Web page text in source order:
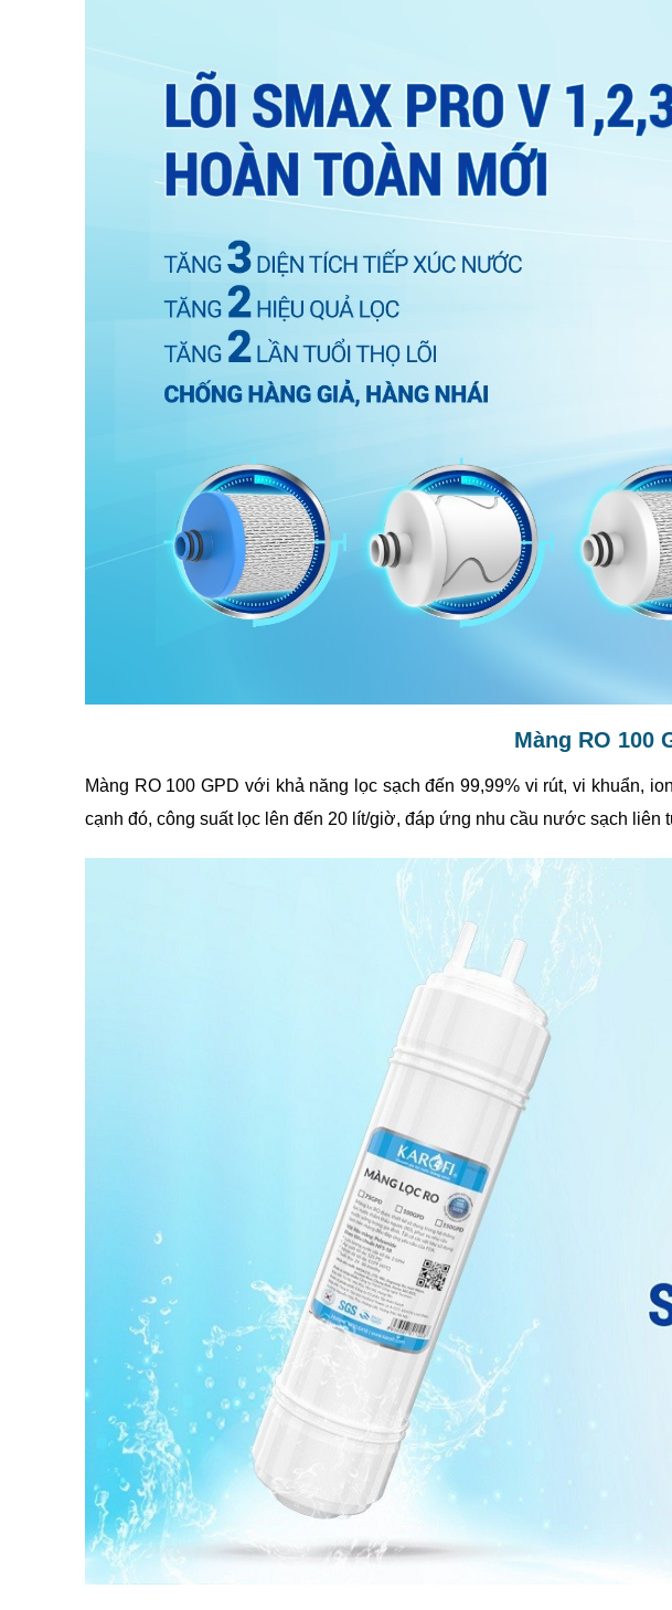
Màng RO 100
Màng RO 100 GPD với khả năng lọc sạch đến 99,99% vi rút, vi khuẩn,
cạnh đó, công suất lọc lên đến 20 lít/giờ, đáp ứng nhu cầu nước sạch liên